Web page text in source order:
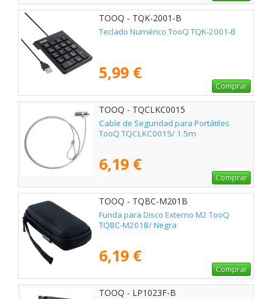
TOOQ - TQK-2001-B
Teclado Numérico TooQ TQK-2001-B
5,99 €
Comprar
TOOQ - TQCLKC0015
Cable de Seguridad para Portátiles
TooQ TQCLKC0015/ 1.5m
6,19 €
Comprar
TOOQ - TQBC-M201B
Funda para Disco Externo M2 TooQ
TQBC-M201B/ Negra
6,19 €
Comprar
TOOQ - LP1023F-B